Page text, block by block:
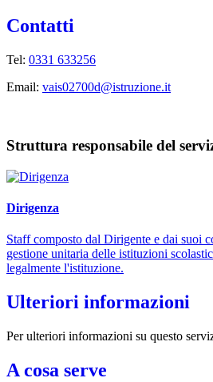
Contatti
Tel: 0331 633256
Email: vais02700d@istruzione.it
Struttura responsabile del
Dirigenza
Staff composto dal Dirigente e dai suoi
gestione unitaria delle istituzioni
legalmente l'istituzione.
Ulteriori informazioni
Per ulteriori informazioni su questo
A cosa serve